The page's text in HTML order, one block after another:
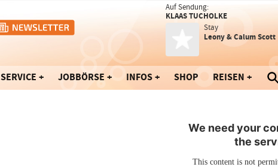
Auf Sendung:
KLAAS TUCHOLKE
Stay
Leony & Calum Scott
SERVICE JOBBÖRSE INFOS SHOP REISEN
We need your
the
This content is not